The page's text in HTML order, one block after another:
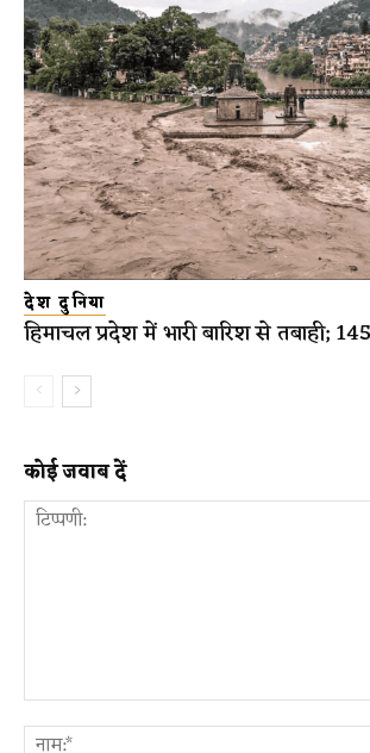
देश दुनिया
हिमाचल प्रदेश में भारी बारिश से तबाही;
कोई जवाब दें